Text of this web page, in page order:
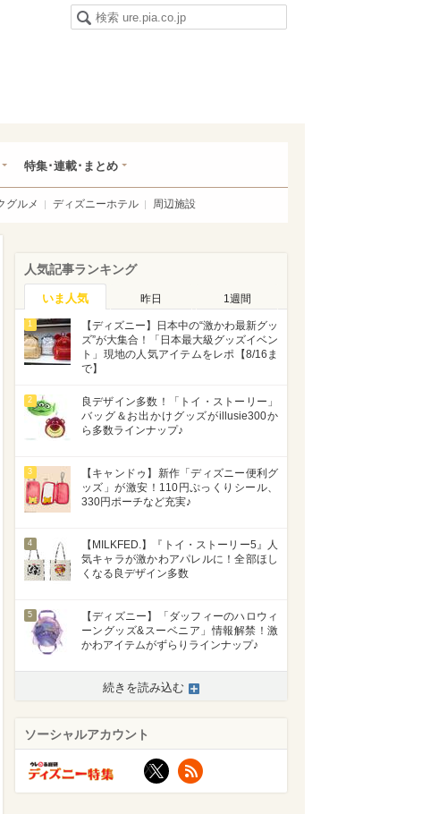
特集･連載･まとめ
グルメ ディズニーホテル 周辺施設
>
人気記事ランキング
いま人気 昨日 1週間
1
【ディズニー】日本中の“激かわ最新グッ
ズ”が大集合！「日本最大級グッズイベン
ト」現地の人気アイテムをレポ【8/16ま
で】
2
良デザイン多数！「トイ・ストーリー」
バッグ＆お出かけグッズがillusie300か
ら多数ラインナップ♪
3
【キャンドゥ】新作「ディズニー便利グ
ッズ」が激安！110円ぷっくりシール、
330円ポーチなど充実♪
4
【MILKFED.】『トイ・ストーリー5』人
気キャラが激かわアパレルに！全部ほし
くなる良デザイン多数
5
【ディズニー】「ダッフィーのハロウィ
ーングッズ&スーベニア」情報解禁！激
かわアイテムがずらりラインナップ♪
続きを読み込む
ソーシャルアカウント
X